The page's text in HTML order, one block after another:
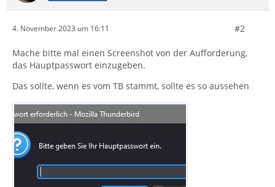
4. November 2023 um 16:11 #2
Mache bitte mal einen Screenshot von der Aufforderung,
das Hauptpasswort einzugeben.
Das sollte, wenn es vom TB stammt, sollte es so aussehen